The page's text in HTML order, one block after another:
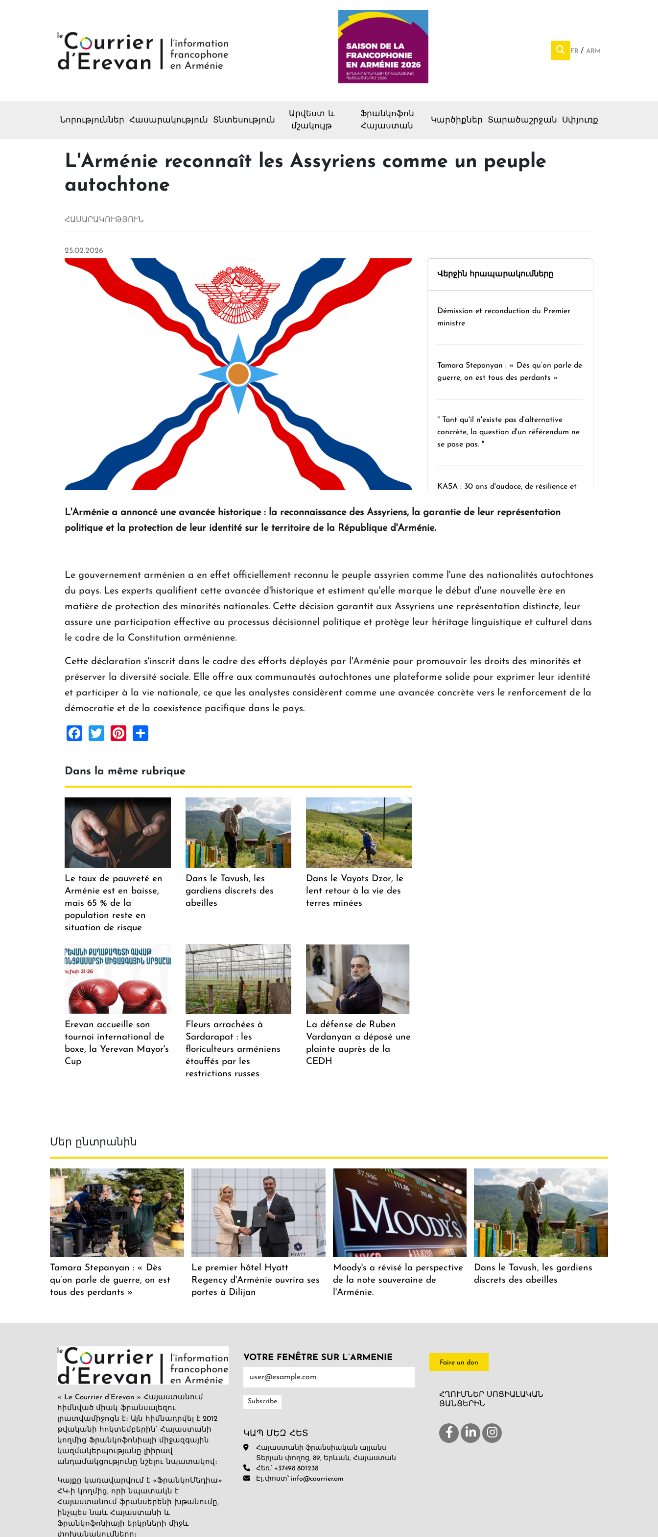
FR ARM
Նորություններ Հասարակություն Տնտեսություն
Արվեստ և
մշակույթ
Ֆրանկոֆոն
Հայաստան
Կարծիքներ Տարածաշրջան Սփյուռք
L'Arménie reconnaît les Assyriens comme un peuple
autochtone
ՀԱՍԱՐԱԿՈՒԹՅՈՒՆ
25.02.2026
Վերջին հրապարակումները
Démission et reconduction du Premier
ministre
Tamara Stepanyan : « Dès qu’on parle de
guerre, on est tous des perdants »
" Tant qu'il n'existe pas d'alternative
concrète, la question d'un référendum ne
se pose pas. "
KASA : 30 ans d'audace, de résilience et
L'Arménie a annoncé une avancée historique : la reconnaissance des Assyriens, la garantie de leur représentation
politique et la protection de leur identité sur le territoire de la République d'Arménie.
Le gouvernement arménien a en effet officiellement reconnu le peuple assyrien comme l'une des nationalités autochtones
du pays. Les experts qualifient cette avancée d'historique et estiment qu'elle marque le début d'une nouvelle ère en
matière de protection des minorités nationales. Cette décision garantit aux Assyriens une représentation distincte, leur
assure une participation effective au processus décisionnel politique et protège leur héritage linguistique et culturel dans
le cadre de la Constitution arménienne.
Cette déclaration s'inscrit dans le cadre des efforts déployés par l'Arménie pour promouvoir les droits des minorités et
préserver la diversité sociale. Elle offre aux communautés autochtones une plateforme solide pour exprimer leur identité
et participer à la vie nationale, ce que les analystes considèrent comme une avancée concrète vers le renforcement de la
démocratie et de la coexistence pacifique dans le pays.
Facebook
TwitterPinterest
Dans la même rubrique
Le taux de pauvreté en
Arménie est en baisse,
mais 65 % de la
population reste en
situation de risque
Dans le Tavush, les
gardiens discrets des
abeilles
Dans le Vayots Dzor, le
lent retour à la vie des
terres minées
Erevan accueille son
tournoi international de
boxe, la Yerevan Mayor's
Cup
Fleurs arrachées à
Sardarapat : les
floriculteurs arméniens
étouffés par les
restrictions russes
La défense de Ruben
Vardanyan a déposé une
plainte auprès de la
CEDH
Մեր ընտրանին
Tamara Stepanyan : « Dès
qu’on parle de guerre, on est
tous des perdants »
Le premier hôtel Hyatt
Regency d'Arménie ouvrira ses
portes à Dilijan
Moody's a révisé la perspective
de la note souveraine de
l'Arménie.
Dans le Tavush, les gardiens
discrets des abeilles
« Le Courrier d’Erevan » Հայաստանում
հիմնված միակ ֆրանսալեզու
լրատվամիջոցն է։ Այն հիմնադրվել է 2012
թվականի հոկտեմբերին՝ Հայաստանի
կողմից Ֆրանկոֆոնիայի միջազգային
կազմակերպությանը լիիրավ
անդամակցությունը նշելու նպատակով։
Կայքը կառավարվում է «ՖրանկոՄեդիա»
ՀԿ-ի կողմից, որի նպատակն է
Հայաստանում ֆրանսերենի խթանումը,
ինչպես նաև Հայաստանի և
Ֆրանկոֆոնիայի երկրների միջև
փոխանակումները։
VOTRE FENÊTRE SUR L’ARMENIE
ԿԱՊ ՄԵԶ ՀԵՏ
Հայաստանի ֆրանսիական ալյանս
Տերյան փողոց, 89, Երևան, Հայաստան
Հեռ.՝ +37498 801238
Էլ․փոստ՝ info@courrier.am
Faire un don
ՀՂՈՒՄՆԵՐ ՍՈՑԻԱԼԱԿԱՆ
ՑԱՆՑԵՐԻՆ